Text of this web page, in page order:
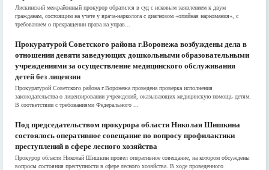
Лискинский межрайонный прокурор обратился в суд с исковым заявлением к двум
гражданам, состоящим на учете у врача-нарколога с диагнозом «опийная наркомания», с
требованием о прекращении права на управ...
Прокуратурой Советского района г.Воронежа возбуждены дела в
отношении девяти заведующих дошкольными образовательными
учреждениями за осуществление медицинского обслуживания
детей без лицензии
Прокуратурой Советского района г.Воронежа проведена проверка исполнения
законодательства о лицензировании учреждений, оказывающих медицинскую помощь детям.
В соответствии с требованиями Федерального ...
Под председательством прокурора области Николая Шишкина
состоялось оперативное совещание по вопросу профилактики
преступлений в сфере лесного хозяйства
Прокурор области Николай Шишкин провел оперативное совещание, на котором обсуждены
вопросы состояния преступности в сфере лесного хозяйства. В ходе проведенного